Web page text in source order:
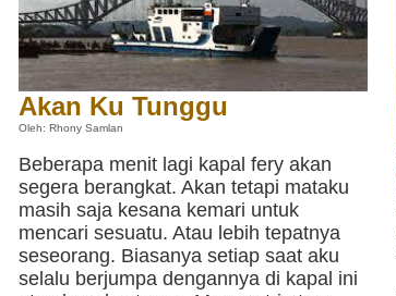
Akan Ku Tunggu
Oleh: Rhony Samlan
Beberapa menit lagi kapal fery akan
segera berangkat. Akan tetapi mataku
masih saja kesana kemari untuk
mencari sesuatu. Atau lebih tepatnya
seseorang. Biasanya setiap saat aku
selalu berjumpa dengannya di kapal ini